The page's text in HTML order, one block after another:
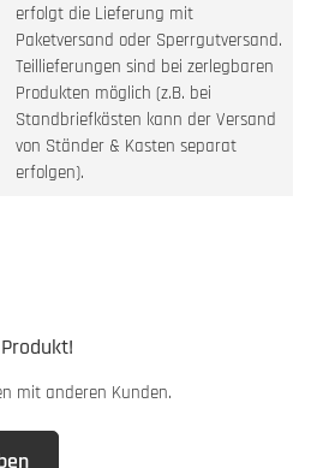
erfolgt die Lieferung mit
Paketversand oder Sperrgutversand.
Teillieferungen sind bei zerlegbaren
Produkten möglich (z.B. bei
Standbriefkästen kann der Versand
von Ständer & Kasten separat
erfolgen).
von 0 von 5 Sternen
mit anderen Kunden.